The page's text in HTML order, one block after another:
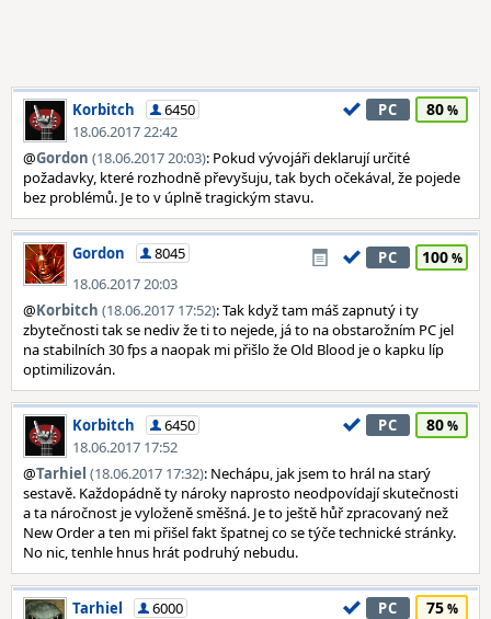
Korbitch
6450
18.06.2017 22:42
PC 80
@Gordon (18.06.2017 20:03): Pokud vývojáři deklarují určité
požadavky, které rozhodně převyšuju, tak bych očekával, že pojede
bez problémů. Je to v úplně tragickým stavu.
Gordon
8045
18.06.2017 20:03
PC 100
@Korbitch (18.06.2017 17:52): Tak když tam máš zapnutý i ty
zbytečnosti tak se nediv že ti to nejede, já to na obstarožním PC jel
na stabilních 30 fps a naopak mi přišlo že Old Blood je o kapku líp
optimilizován.
Korbitch
6450
18.06.2017 17:52
PC 80
@Tarhiel (18.06.2017 17:32): Nechápu, jak jsem to hrál na starý
sestavě. Každopádně ty nároky naprosto neodpovídají skutečnosti
a ta náročnost je vyloženě směšná. Je to ještě hůř zpracovaný než
New Order a ten mi přišel fakt špatnej co se týče technické stránky.
No nic, tenhle hnus hrát podruhý nebudu.
Tarhiel
6000
PC 75